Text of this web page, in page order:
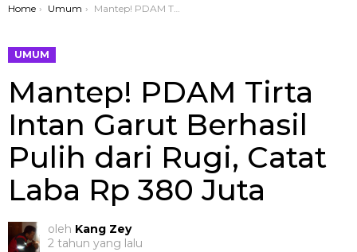
You are here:
Home Umum Mantep! PDAM Tirta Intan Garut Berhasil Pulih dari Rugi, Catat Laba Rp 380 Juta
UMUM
Mantep! PDAM Tirta
Intan Garut Berhasil
Pulih dari Rugi, Catat
Laba Rp 380 Juta
oleh Kang Zey
2 tahun yang lalu